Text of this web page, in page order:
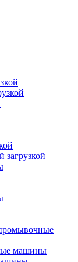
загрузкой
машины